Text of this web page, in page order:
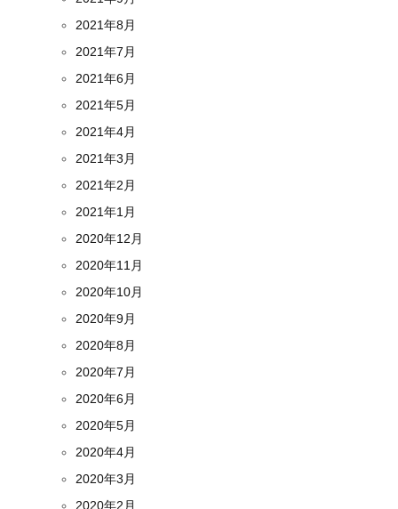
2021年8月
2021年7月
2021年6月
2021年5月
2021年4月
2021年3月
2021年2月
2021年1月
2020年12月
2020年11月
2020年10月
2020年9月
2020年8月
2020年7月
2020年6月
2020年5月
2020年4月
2020年3月
2020年2月